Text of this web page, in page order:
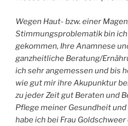
Wegen Haut- bzw. einer
Stimmungsproblematik bin ich
gekommen, Ihre Anamnese
ganzheitliche Beratung/
ich sehr angemessen und bis
wie gut mir ihre Akupunktur
zu jeder Zeit gut Beraten und
Pflege meiner Gesundheit
habe ich bei Frau